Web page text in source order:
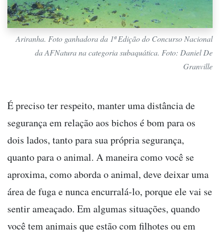
Ariranha. Foto ganhadora da 1ª Edição do Concurso Nacional
da AFNatura na categoria subaquática. Foto: Daniel De
Granville
É preciso ter respeito, manter uma distância de
segurança em relação aos bichos é bom para os
dois lados, tanto para sua própria segurança,
quanto para o animal. A maneira como você se
aproxima, como aborda o animal, deve deixar uma
área de fuga e nunca encurralá-lo, porque ele vai se
sentir ameaçado. Em algumas situações, quando
você tem animais que estão com filhotes ou em